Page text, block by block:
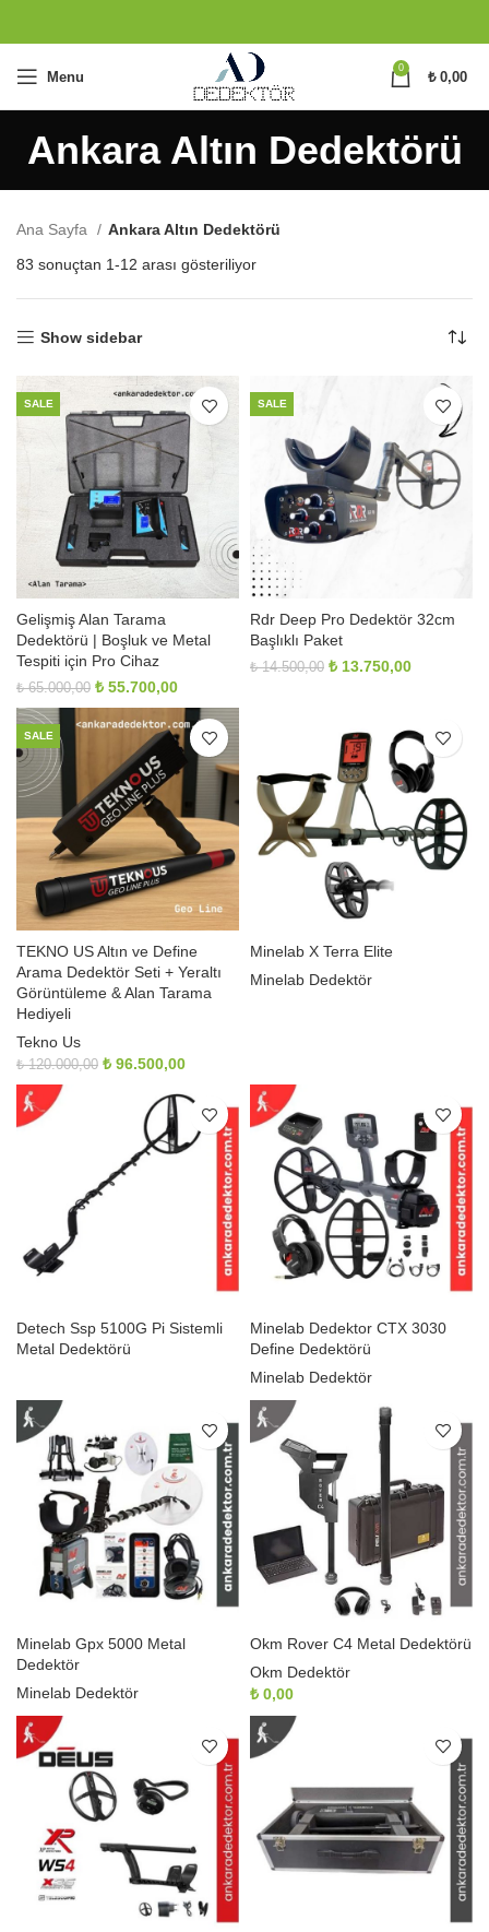
Menu
0
₺0,00
Ankara Altın Dedektörü
Ana Sayfa
Ankara Altın Dedektörü
83 sonuçtan 1-12 arası gösteriliyorEn
Show sidebar
SALE
Gelişmiş Alan Tarama
Dedektörü | Boşluk ve Metal
Tespiti için Pro Cihaz
₺65.000,00 Orijinal
fiyat:
₺ 65.000,00.
₺ 55.700,00Şu
andaki
fiyat:
₺ 55.700,00.
SALE
Rdr Deep Pro Dedektör 32cm
Başlıklı Paket
₺14.500,00 Orijinal
₺ 13.750,00Şu
SALE
TEKNO US Altın ve Define
Arama Dedektör Seti + Yeraltı
Görüntüleme & Alan Tarama
Hediyeli
Tekno Us
₺120.000,00 Orijinal
₺ 120.000,00.
₺ 96.500,00Şu
fiyat:
₺ 96.500,00.
Minelab X Terra Elite
Minelab Dedektör
Detech Ssp 5100G Pi Sistemli
Metal Dedektörü
Minelab Dedektor CTX 3030
Define Dedektörü
Minelab Dedektör
Minelab Gpx 5000 Metal
Dedektör
Minelab Dedektör
Okm Rover C4 Metal Dedektörü
Okm Dedektör
₺ 0,00